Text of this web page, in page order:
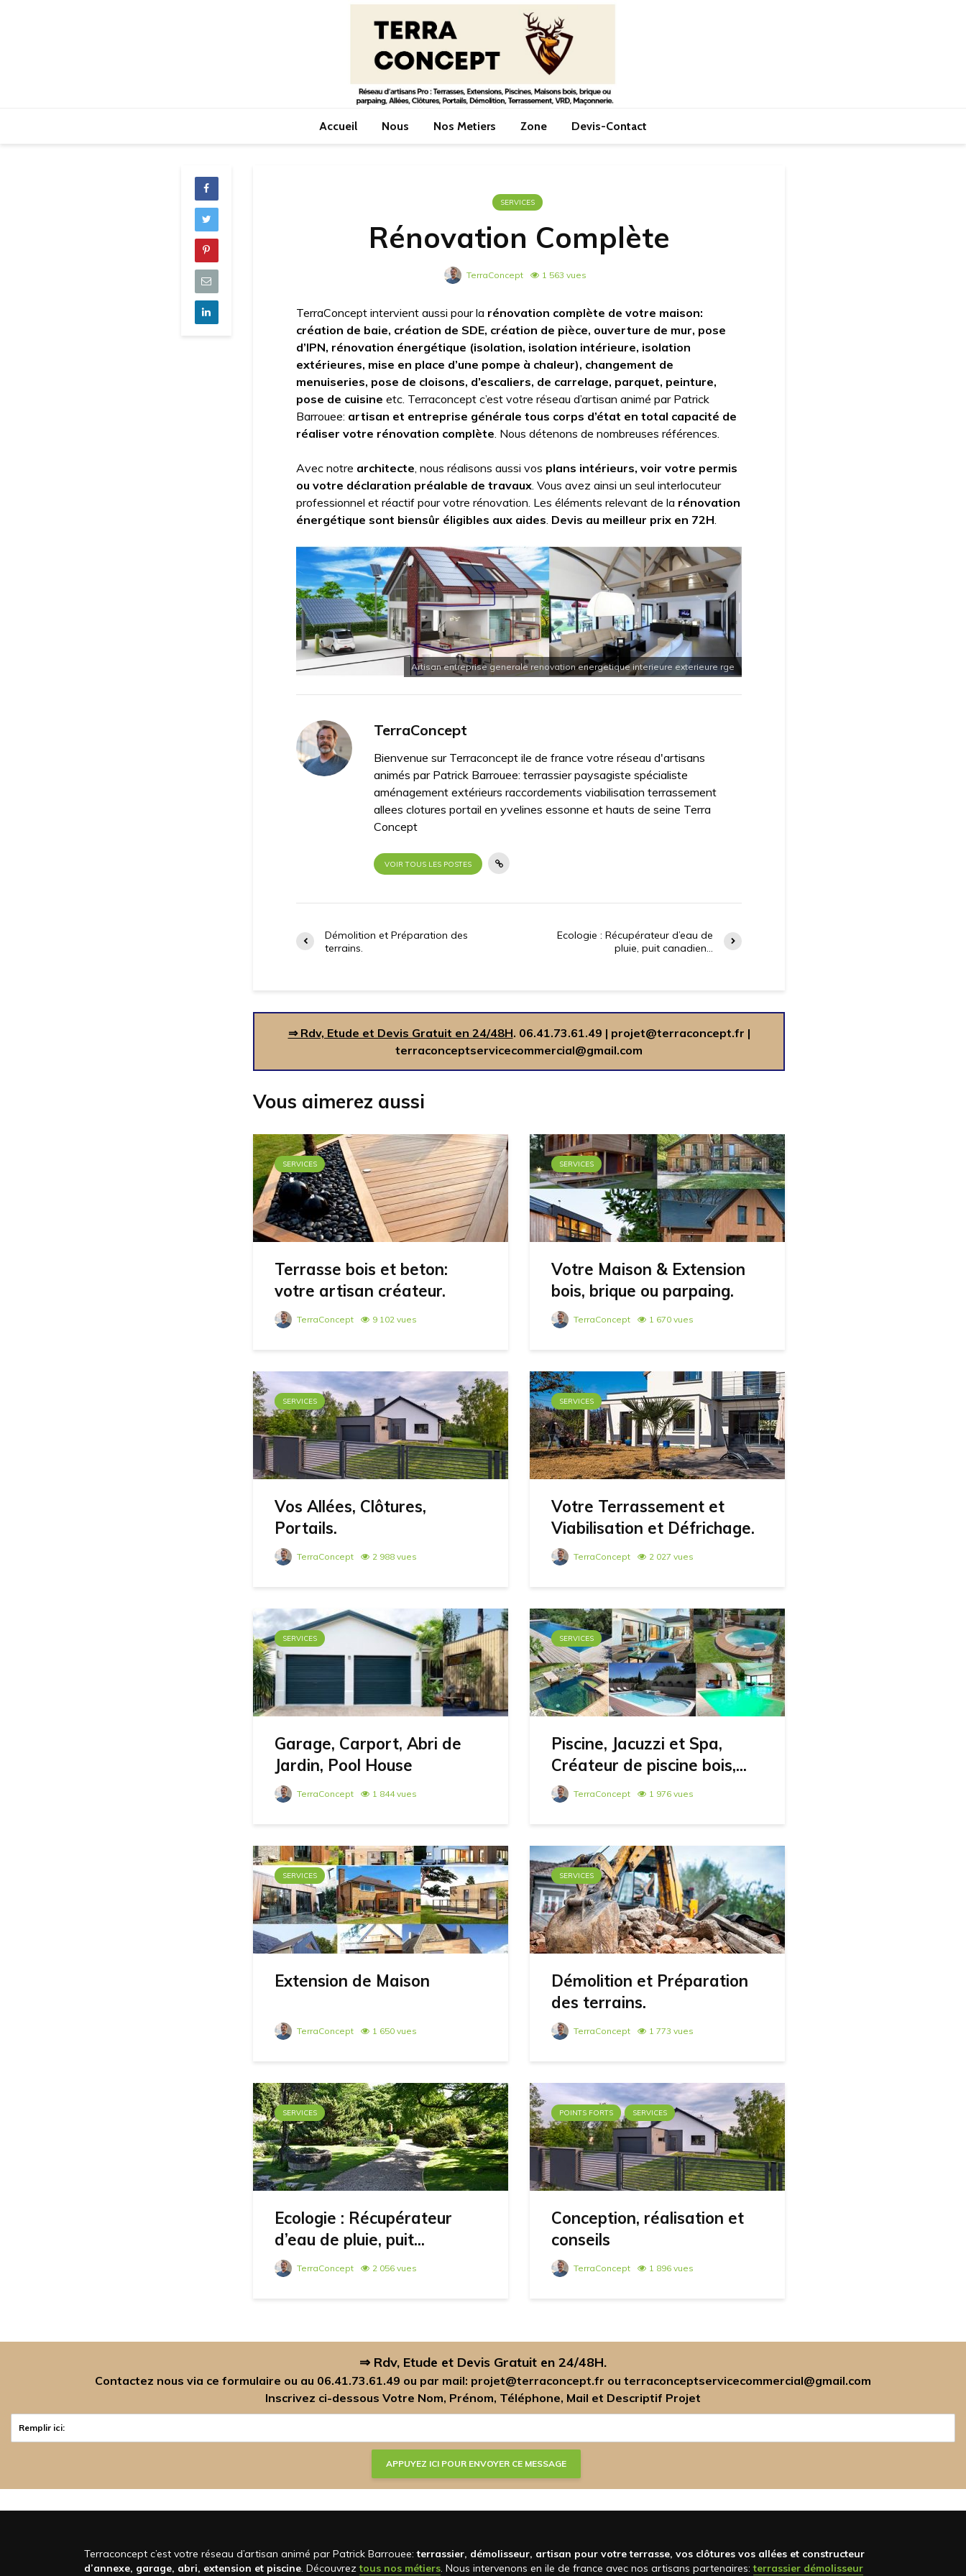
Accueil Nous Nos Metiers Zone Devis-Contact
SERVICES
Rénovation Complète
TerraConcept 1 563 vues
TerraConcept intervient aussi pour la rénovation complète de votre maison:
création de baie, création de SDE, création de pièce, ouverture de mur, pose
d’IPN, rénovation énergétique (isolation, isolation intérieure, isolation
extérieures, mise en place d’une pompe à chaleur), changement de
menuiseries, pose de cloisons, d’escaliers, de carrelage, parquet, peinture,
pose de cuisine etc. Terraconcept c’est votre réseau d’artisan animé par Patrick
Barrouee: artisan et entreprise générale tous corps d’état en total capacité de
réaliser votre rénovation complète . Nous détenons de nombreuses références.
Avec notre architecte , nous réalisons aussi vos plans intérieurs, voir votre permis
ou votre déclaration préalable de travaux . Vous avez ainsi un seul interlocuteur
professionnel et réactif pour votre rénovation. Les éléments relevant de la rénovation
énergétique sont biensûr éligibles aux aides Devis au meilleur prix en 72H
Artisan entreprise generale renovation energetique interieure exterieure rge
TerraConcept
Bienvenue sur Terraconcept ile de france votre réseau d'artisans
animés par Patrick Barrouee: terrassier paysagiste spécialiste
aménagement extérieurs raccordements viabilisation terrassement
allees clotures portail en yvelines essonne et hauts de seine Terra
Concept
VOIR TOUS LES POSTES
Démolition et Préparation des
terrains.
Ecologie : Récupérateur d’eau de
pluie, puit canadien…
⇒ Rdv, Etude et Devis Gratuit en 24/48H. 06.41.73.61.49 | projet@terraconcept.fr |
terraconceptservicecommercial@gmail.com
Vous aimerez aussi
SERVICES
Terrasse bois et beton:
votre artisan créateur.
TerraConcept 9 102 vues
SERVICES
Votre Maison & Extension
bois, brique ou parpaing.
TerraConcept 1 670 vues
SERVICES
Vos Allées, Clôtures,
Portails.
TerraConcept 2 988 vues
SERVICES
Votre Terrassement et
Viabilisation et Défrichage.
TerraConcept 2 027 vues
SERVICES
Garage, Carport, Abri de
Jardin, Pool House
TerraConcept 1 844 vues
SERVICES
Piscine, Jacuzzi et Spa,
Créateur de piscine bois,...
TerraConcept 1 976 vues
SERVICES
Extension de Maison
TerraConcept 1 650 vues
SERVICES
Démolition et Préparation
des terrains.
TerraConcept 1 773 vues
SERVICES
Ecologie : Récupérateur
d’eau de pluie, puit...
TerraConcept 2 056 vues
POINTS FORTS SERVICES
Conception, réalisation et
conseils
TerraConcept 1 896 vues
⇒ Rdv, Etude et Devis Gratuit en 24/48H.
Contactez nous via ce formulaire ou au 06.41.73.61.49 ou par mail: projet@terraconcept.fr ou terraconceptservicecommercial@gmail.com
Inscrivez ci-dessous Votre Nom, Prénom, Téléphone, Mail et Descriptif Projet
Terraconcept c’est votre réseau d’artisan animé par Patrick Barrouee:terrassier, démolisseur, artisan pour votre terrasse, vos clôtures vos allées et constructeur
d’annexe, garage, abri, extension et piscine. Découvreztous nos métiers. Nous intervenons en ile de france avec nos artisans partenaires:terrassier démolisseur